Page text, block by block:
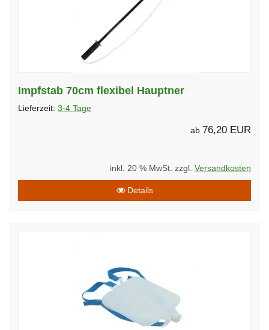
Impfstab 70cm flexibel Hauptner
Lieferzeit: 3-4 Tage
ab 76,20 EUR
inkl. 20 % MwSt. zzgl. Versandkosten
Details